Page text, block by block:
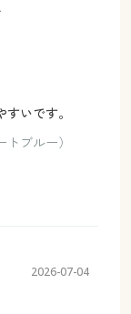
いです。
ブルー）
2026-07-04